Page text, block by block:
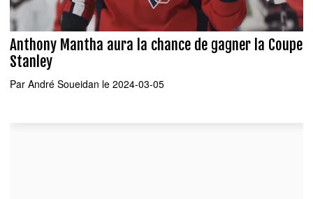
Anthony Mantha aura la chance de gagner la Coupe
Stanley
Par André Soueidan le 2024-03-05